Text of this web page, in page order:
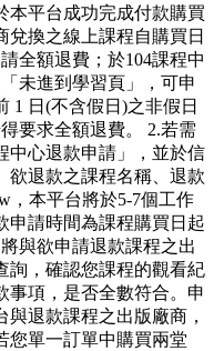
本平台成功完成付款購買
換之線上課程自購買日
全額退費；於104課程中
未進到學習頁」，可申
1 日(不含假日)之非假日
要求全額退費。 2.若需
中心退款申請」，並於信
欲退款之課程名稱、退款
，本平台將於5-7個工作
申請時間為課程購買日起
與欲申請退款課程之出
詢，確認您課程的觀看紀
事項，是否全數符合。申
退款課程之出版廠商，
您單一訂單中購買兩堂